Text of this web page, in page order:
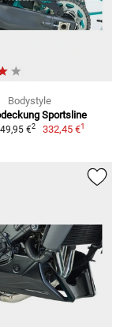
Bodystyle
Sportsline
€2 332,45 €1